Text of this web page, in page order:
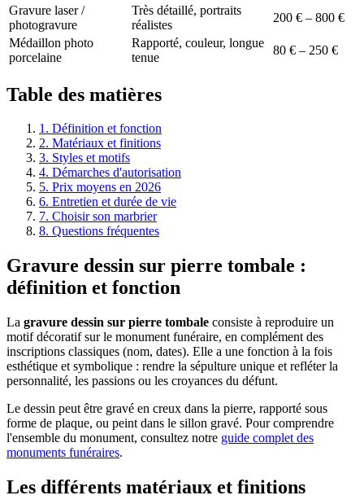
Gravure laser /
photogravure
Très détaillé, portraits
réalistes
200 € – 800 €
Médaillon photo
porcelaine
Rapporté, couleur, longue
tenue
80 € – 250 €
Table des matières
1. Définition et fonction
2. Matériaux et finitions
3. Styles et motifs
4. Démarches d'autorisation
5. Prix moyens en 2026
6. Entretien et durée de vie
7. Choisir son marbrier
8. Questions fréquentes
Gravure dessin sur pierre tombale :
définition et fonction
La gravure dessin sur pierre tombale consiste à reproduire un
motif décoratif sur le monument funéraire, en complément des
inscriptions classiques (nom, dates). Elle a une fonction à la fois
esthétique et symbolique : rendre la sépulture unique et refléter la
personnalité, les passions ou les croyances du défunt.
Le dessin peut être gravé en creux dans la pierre, rapporté sous
forme de plaque, ou peint dans le sillon gravé. Pour comprendre
l'ensemble du monument, consultez notre guide complet des
monuments funéraires.
Les différents matériaux et finitions